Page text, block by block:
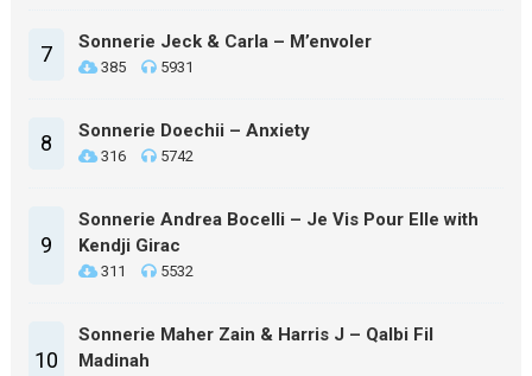
7 Sonnerie Jeck & Carla – M’envoler
385 5931
8 Sonnerie Doechii – Anxiety
316 5742
9
Sonnerie Andrea Bocelli – Je Vis Pour Elle with
Kendji Girac
311 5532
10
Sonnerie Maher Zain & Harris J – Qalbi Fil
Madinah